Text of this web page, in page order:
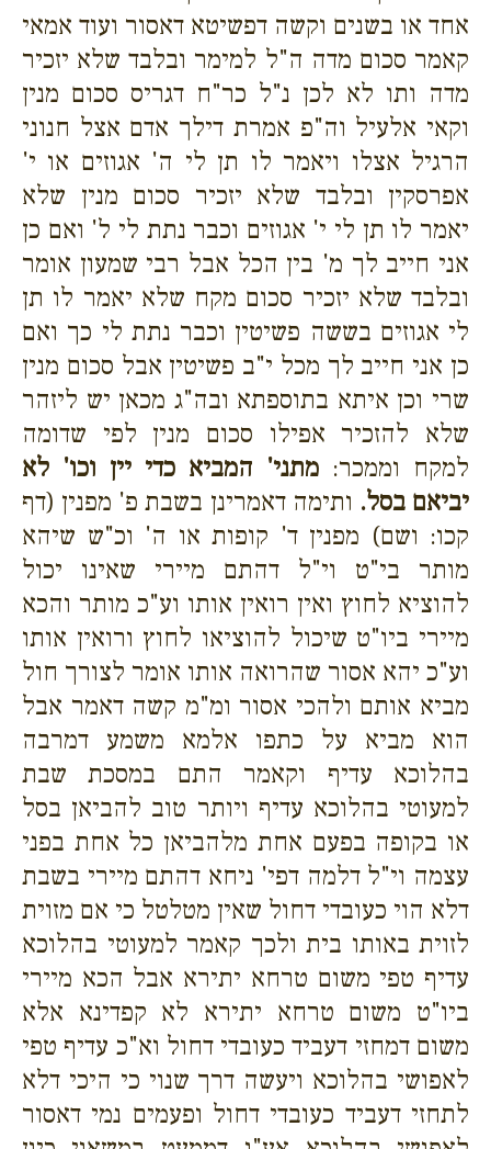
אחד או בשנים וקשה דפשיטא דאסור ועוד אמאי
קאמר סכום מדה ה"ל למימר ובלבד שלא יזכיר
מדה ותו לא לכן נ"ל כר"ח דגריס סכום מנין
וקאי אלעיל וה"פ אמרת דילך אדם אצל חנוני
הרגיל אצלו ויאמר לו תן לי ה' אגוזים או י'
אפרסקין ובלבד שלא יזכיר סכום מנין שלא
יאמר לו תן לי י' אגוזים וכבר נתת לי ל' ואם כן
אני חייב לך מ' בין הכל אבל רבי שמעון אומר
ובלבד שלא יזכיר סכום מקח שלא יאמר לו תן
לי אגוזים בששה פשיטין וכבר נתת לי כך ואם
כן אני חייב לך מכל י"ב פשיטין אבל סכום מנין
שרי וכן איתא בתוספתא ובה"ג מכאן יש ליזהר
שלא להזכיר אפילו סכום מנין לפי שדומה
למקח וממכר: מתני' המביא כדי יין וכו' לא
יביאם בסל. ותימה דאמרינן בשבת פ' מפנין (דף
קכו: ושם) מפנין ד' קופות או ה' וכ"ש שיהא
מותר בי"ט וי"ל דהתם מיירי שאינו יכול
להוציא לחוץ ואין רואין אותו וע"כ מותר והכא
מיירי ביו"ט שיכול להוציאו לחוץ ורואין אותו
וע"כ יהא אסור שהרואה אותו אומר לצורך חול
מביא אותם ולהכי אסור ומ"מ קשה דאמר אבל
הוא מביא על כתפו אלמא משמע דמרבה
בהלוכא עדיף וקאמר התם במסכת שבת
למעוטי בהלוכא עדיף ויותר טוב להביאן בסל
או בקופה בפעם אחת מלהביאן כל אחת בפני
עצמה וי"ל דלמה דפי' ניחא דהתם מיירי בשבת
דלא הוי כעובדי דחול שאין מטלטל כי אם מזוית
לזוית באותו בית ולכך קאמר למעוטי בהלוכא
עדיף טפי משום טרחא יתירא אבל הכא מיירי
ביו"ט משום טרחא יתירא לא קפדינא אלא
משום דמחזי דעביד כעובדי דחול וא"כ עדיף טפי
לאפושי בהלוכא ויעשה דרך שנוי כי היכי דלא
לתחזי דעביד כעובדי דחול ופעמים נמי דאסור